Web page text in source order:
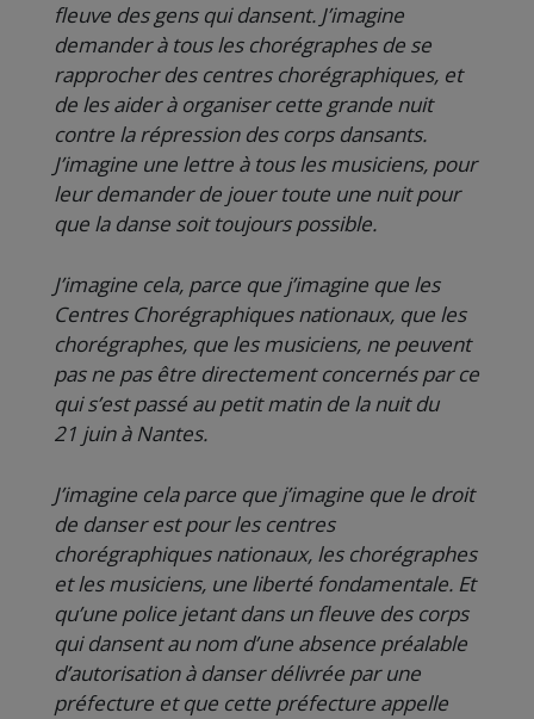
fleuve des gens qui dansent. J’imagine
demander à tous les chorégraphes de se
rapprocher des centres chorégraphiques, et
de les aider à organiser cette grande nuit
contre la répression des corps dansants.
J’imagine une lettre à tous les musiciens, pour
leur demander de jouer toute une nuit pour
que la danse soit toujours possible.
J’imagine cela, parce que j’imagine que les
Centres Chorégraphiques nationaux, que les
chorégraphes, que les musiciens, ne peuvent
pas ne pas être directement concernés par ce
qui s’est passé au petit matin de la nuit du
21 juin à Nantes.
J’imagine cela parce que j’imagine que le droit
de danser est pour les centres
chorégraphiques nationaux, les chorégraphes
et les musiciens, une liberté fondamentale. Et
qu’une police jetant dans un fleuve des corps
qui dansent au nom d’une absence préalable
d’autorisation à danser délivrée par une
préfecture et que cette préfecture appelle